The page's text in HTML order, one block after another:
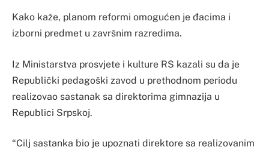
Kako kaže, planom reformi omogućen je đacima i
izborni predmet u završnim razredima.
Iz Ministarstva prosvjete i kulture RS kazali su da je
Republički pedagoški zavod u prethodnom periodu
realizovao sastanak sa direktorima gimnazija u
Republici Srpskoj.
“Cilj sastanka bio je upoznati direktore sa realizovanim